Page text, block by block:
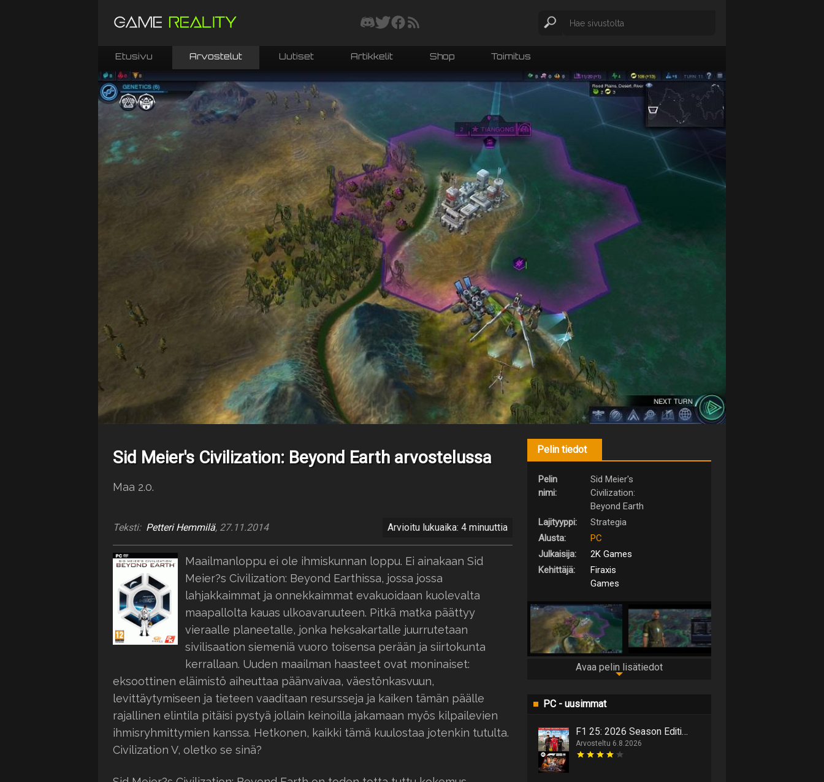
Etusivu Arvostelut Uutiset Artikkelit Shop Toimitus
Sid Meier's Civilization: Beyond Earth arvostelussa
Maa 2.0.
Teksti: Petteri Hemmilä, 27.11.2014 Arvioitu lukuaika: 4 minuuttia
Maailmanloppu ei ole ihmiskunnan loppu. Ei ainakaan Sid
Meier?s Civilization: Beyond Earthissa, jossa jossa
lahjakkaimmat ja onnekkaimmat evakuoidaan kuolevalta
maapallolta kauas ulkoavaruuteen. Pitkä matka päättyy
vieraalle planeetalle, jonka heksakartalle juurrutetaan
sivilisaation siemeniä vuoro toisensa perään ja siirtokunta
kerrallaan. Uuden maailman haasteet ovat moninaiset:
eksoottinen eläimistö aiheuttaa päänvaivaa, väestönkasvuun,
levittäytymiseen ja tieteen vaaditaan resursseja ja kaiken tämän päälle
rajallinen elintila pitäisi pystyä jollain keinoilla jakamaan myös kilpailevien
ihmisryhmittymien kanssa. Hetkonen, kaikki tämä kuulostaa jotenkin tutulta.
Civilization V, oletko se sinä?
Pelin tiedot
Pelin
nimi:
Sid Meier's
Civilization:
Beyond Earth
Lajityyppi:
Strategia
Alusta:
PC
Julkaisija:
2K Games
Kehittäjä:
Firaxis
Games
Avaa pelin lisätiedot
PC - uusimmat
F1 25: 2026 Season Edition niputtaa uutta ja vanhaa samaan pakettiin
Arvosteltu 6.8.2026